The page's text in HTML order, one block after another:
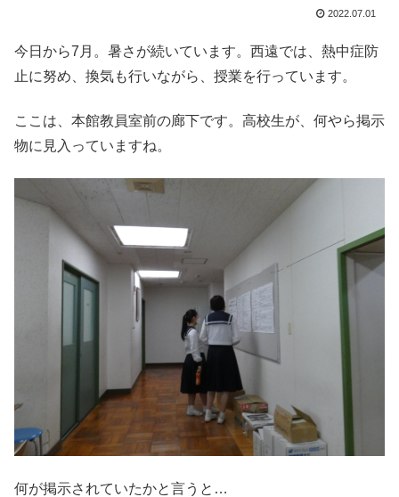
2022.07.01
今日から7月。暑さが続いています。西遠では、熱中症防
止に努め、換気も行いながら、授業を行っています。
ここは、本館教員室前の廊下です。高校生が、何やら掲示
物に見入っていますね。
何が掲示されていたかと言うと…